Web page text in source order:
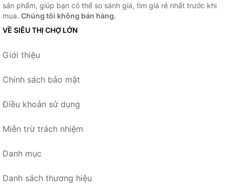
sản phẩm, giúp bạn có thể so sánh giá, tìm giá rẻ nhất trước khi
mua. Chúng tôi không bán hàng.
VỀ SIÊU THỊ CHỢ LỚN
Giới thiệu
Chính sách bảo mật
Điều khoản sử dụng
Miễn trừ trách nhiệm
Danh mục
Danh sách thương hiệu